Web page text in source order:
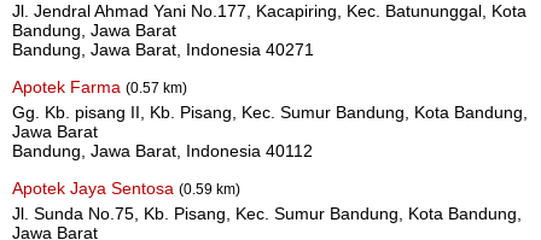
Jl. Jendral Ahmad Yani No.177, Kacapiring, Kec. Batununggal, Kota
Bandung, Jawa Barat
Bandung, Jawa Barat, Indonesia 40271
Apotek Farma (0.57 km)
Gg. Kb. pisang II, Kb. Pisang, Kec. Sumur Bandung, Kota Bandung,
Jawa Barat
Bandung, Jawa Barat, Indonesia 40112
Apotek Jaya Sentosa (0.59 km)
Jl. Sunda No.75, Kb. Pisang, Kec. Sumur Bandung, Kota Bandung,
Jawa Barat